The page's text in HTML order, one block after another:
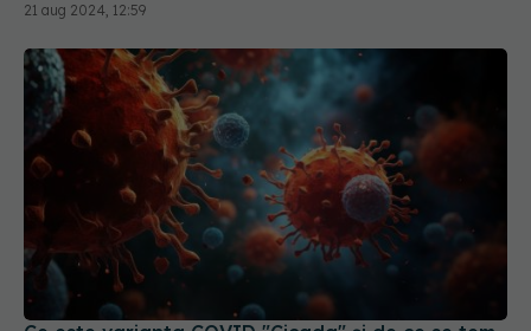
21 aug 2024, 12:59